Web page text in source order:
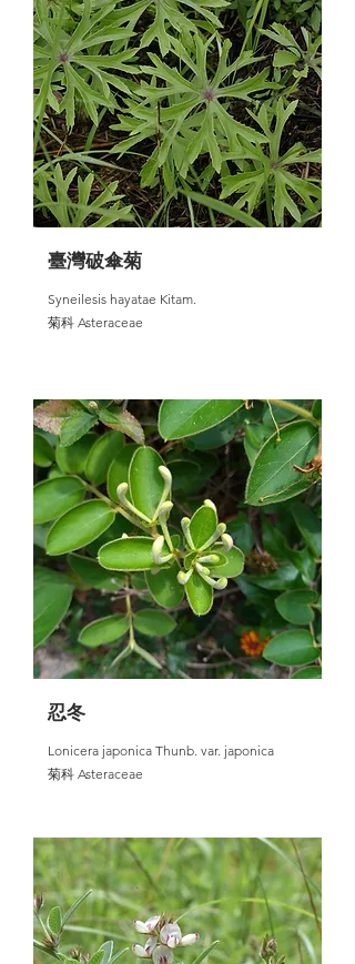
臺灣破傘菊
Syneilesis hayatae Kitam.
菊科 Asteraceae
忍冬
Lonicera japonica Thunb. var. japonica
菊科 Asteraceae